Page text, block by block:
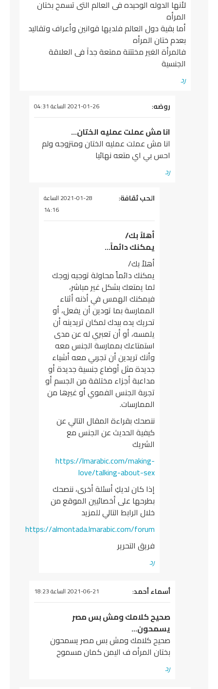
لأنها الدوله الوحيده فى العالم التى تسمح بختان
المرأه
أما بقية دول العالم فلديها قوانين وأعراف وتقاليد
بعدم ختان المرأه
فالمرأة الغير مختتنة ممتعة جدآ فى العلاقة
الجنسية
رد
يقول
روضه: 2021-01-26 الساعة 04:31
انا مش عملت عمليه الختان…
انا مش عملت عمليه الختان ومتزوجه ولم
احس بي اي متعه نهائيا
رد
يقول
الحب ثقافة:
2021-01-28 الساعة
14:16
أهلاً بك/
يمكنك دائماً…
أهلاً بك/
يمكنك دائماً محاولة توجيه زوجك
لما يمتعك بشكل غير مباشر،
فيمكنك الهمس في أذنه أثناء
الممارسة بما تودين أن يفعل، أو
تحريك يده بيدك لمكان تريدينه أن
يلمسه، أو أن تعبري له عن مدى
استمتاعك بممارسة الجنس معه
وأنك تريدين أن تجربي معه أشياء
جديدة مثل أوضاع جنسية جديدة أو
مداعبة أجزاء مختلفة من الجسم أو
تجربة الجنس الفموي أو غيرها من
الممارسات.
ننصحك بقراءة المقال التالي عن
كيفية الحديث عن الجنس مع
الشريك
https://lmarabic.com/making-
love/talking-about-sex
إذا كان لديكِ أسئلة أخرى، ننصحك
بطرحها على أخصائيين الموقع من
خلال الرابط التالي للمزيد
https://almontada.lmarabic.com/forum
فريق التحرير
رد
يقول
أسماء أحمد: 2021-06-21 الساعة 18:23
صحيح كلامك ومش بس مصر
يسمحون…
صحيح كلامك ومش بس مصر يسمحون
بختان المرأه ف اليمن كمان مسموح
رد